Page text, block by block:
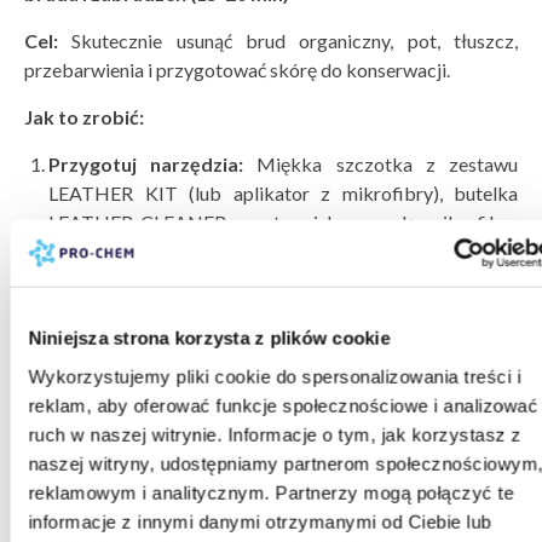
Niniejsza strona korzysta z plików cookie
Wykorzystujemy pliki cookie do spersonalizowania treści i
reklam, aby oferować funkcje społecznościowe i analizować
ruch w naszej witrynie. Informacje o tym, jak korzystasz z
naszej witryny, udostępniamy partnerom społecznościowym,
reklamowym i analitycznym. Partnerzy mogą połączyć te
informacje z innymi danymi otrzymanymi od Ciebie lub
Cel: Skutecznie usunąć brud organiczny, pot, tłuszcz,
przebarwienia i przygotować skórę do konserwacji.
Jak to zrobić:
Przygotuj narzędzia: Miękka szczotka z zestawu
LEATHER KIT (lub aplikator z mikrofibry), butelka
LEATHER CLEANER, czysta miska z wodą, mikrofibra
do wycierania.
Wystarczy 3-4 psiknięcia dla jednego siedzenia.
Czyść sekcjami:Podziel fotel na sekcje (oparcie,
siedzisko, boki) i pracuj pojedynczo. Szczotkuj
okrężnymi ruchami, z lekkim naciskiem – piana powinna
"wyciągać" brud z porów skóry.
Zwróć uwagę na mocniej zabrudzone miejsca: Bok
poduszki kierowcy (tam gdzie wchodzimy do auta),